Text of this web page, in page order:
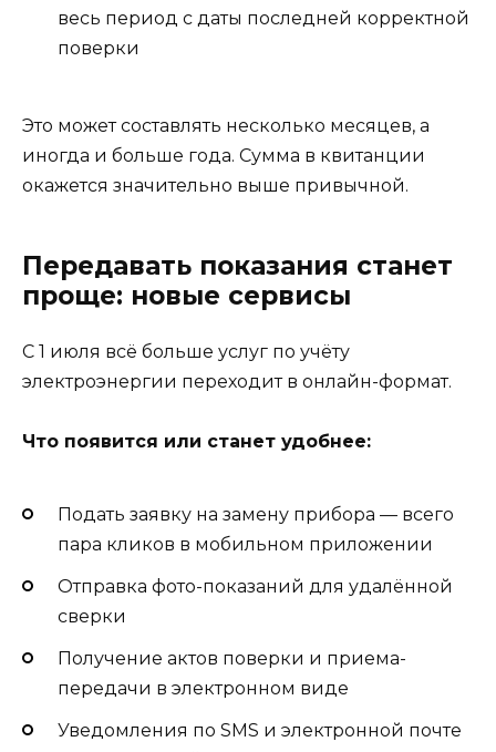
весь период с даты последней корректной
поверки
Это может составлять несколько месяцев, а
иногда и больше года. Сумма в квитанции
окажется значительно выше привычной.
Передавать показания станет
проще: новые сервисы
С 1 июля всё больше услуг по учёту
электроэнергии переходит в онлайн-формат.
Что появится или станет удобнее:
Подать заявку на замену прибора — всего
пара кликов в мобильном приложении
Отправка фото-показаний для удалённой
сверки
Получение актов поверки и приема-
передачи в электронном виде
Уведомления по SMS и электронной почте